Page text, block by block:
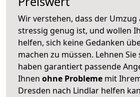
Wir verstehen, dass der Umzug
stressig genug ist, und wollen
helfen, sich keine Gedanken
machen zu müssen. Lehnen
haben garantiert passende
Ihnen ohne Probleme mit
Dresden nach Lindlar helfen